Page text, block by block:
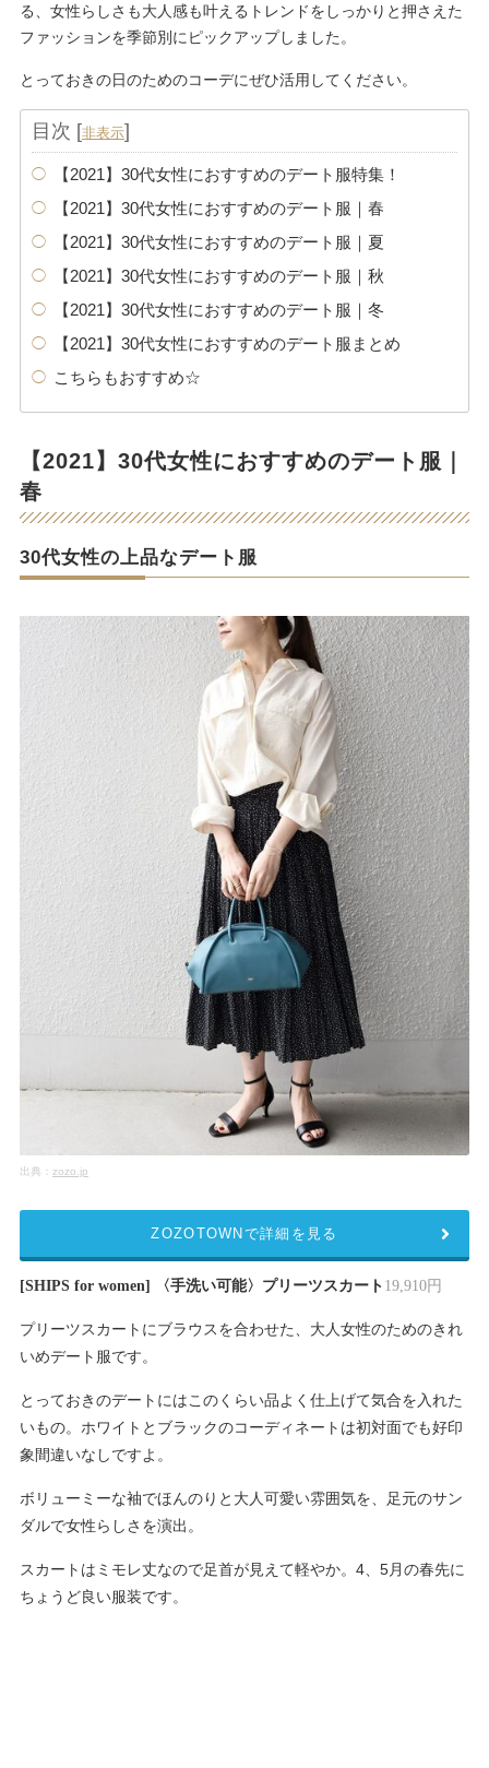
る、女性らしさも大人感も叶えるトレンドをしっかりと押さえた
ファッションを季節別にピックアップしました。
とっておきの日のためのコーデにぜひ活用してください。
目次 [非表示]
【2021】30代女性におすすめのデート服特集！
【2021】30代女性におすすめのデート服｜春
【2021】30代女性におすすめのデート服｜夏
【2021】30代女性におすすめのデート服｜秋
【2021】30代女性におすすめのデート服｜冬
【2021】30代女性におすすめのデート服まとめ
こちらもおすすめ☆
【2021】30代女性におすすめのデート服｜
春
30代女性の上品なデート服
出典： zozo.jp
[SHIPS for women] 〈手洗い可能〉プリーツスカート 19,910円
プリーツスカートにブラウスを合わせた、大人女性のためのきれ
いめデート服です。
とっておきのデートにはこのくらい品よく仕上げて気合を入れた
いもの。ホワイトとブラックのコーディネートは初対面でも好印
象間違いなしですよ。
ボリューミーな袖でほんのりと大人可愛い雰囲気を、足元のサン
ダルで女性らしさを演出。
スカートはミモレ丈なので足首が見えて軽やか。4、5月の春先に
ちょうど良い服装です。
ZOZOTOWNで詳細を見る